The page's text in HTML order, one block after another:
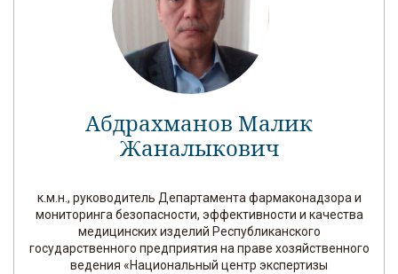
Абдрахманов Малик
Жаналыкович
к.м.н., руководитель Департамента фармаконадзора и
мониторинга безопасности, эффективности и качества
медицинских изделий Республиканского
государственного предприятия на праве хозяйственного
ведения «Национальный центр экспертизы